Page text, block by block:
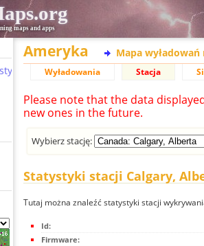
maps and apps
Ameryka Mapa wyładowań
Wyładowania Stacja
Please note that the data
new ones in the future.
Wybierz stację:
Statystyki stacji Calgary,
Tutaj można znaleźć statystyki stacji
Id:
Firmware: